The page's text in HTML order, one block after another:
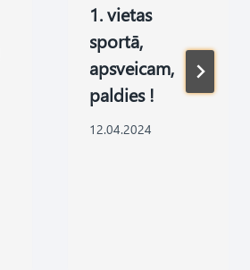
1. vietas
sportā,
apsveicam,
paldies !
12.04.2024